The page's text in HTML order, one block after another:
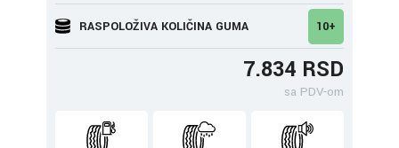
RASPOLOŽIVA KOLIČINA GUMA 10+
7.834 RSD
sa PDV-om